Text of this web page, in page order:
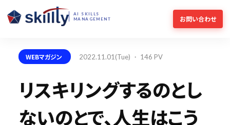
AI SKILLS
MANAGEMENT
お問い合わせ
WEBマガジン 2022.11.01(Tue) ・ 146 PV
リスキリングするのとし
ないのとで、人生はこう